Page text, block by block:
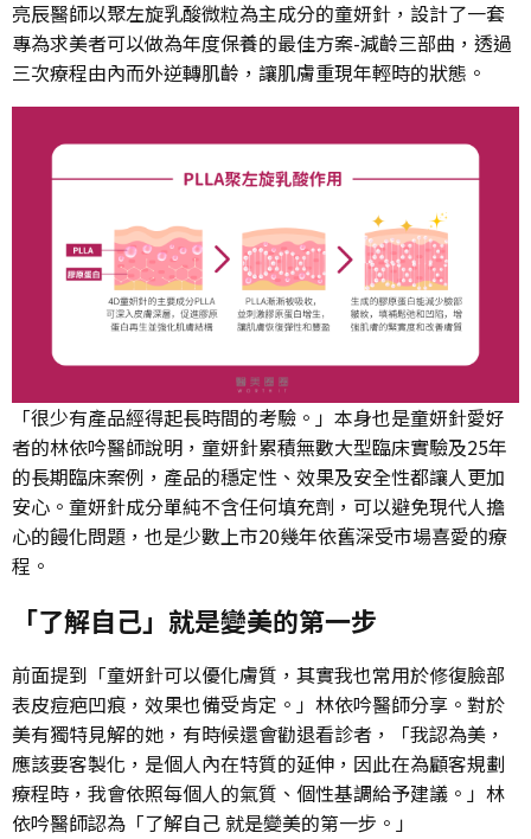
亮辰醫師以聚左旋乳酸微粒為主成分的童妍針，設計了一套
專為求美者可以做為年度保養的最佳方案-減齡三部曲，透過
三次療程由內而外逆轉肌齡，讓肌膚重現年輕時的狀態。
「很少有產品經得起長時間的考驗。」本身也是童妍針愛好
者的林依吟醫師說明，童妍針累積無數大型臨床實驗及25年
的長期臨床案例，產品的穩定性、效果及安全性都讓人更加
安心。童妍針成分單純不含任何填充劑，可以避免現代人擔
心的饅化問題，也是少數上市20幾年依舊深受市場喜愛的療
程。
「了解自己」就是變美的第一步
前面提到「童妍針可以優化膚質，其實我也常用於修復臉部
表皮痘疤凹痕，效果也備受肯定。」林依吟醫師分享。對於
美有獨特見解的她，有時候還會勸退看診者，「我認為美，
應該要客製化，是個人內在特質的延伸，因此在為顧客規劃
療程時，我會依照每個人的氣質、個性基調給予建議。」林
依吟醫師認為「了解自己 就是變美的第一步。」